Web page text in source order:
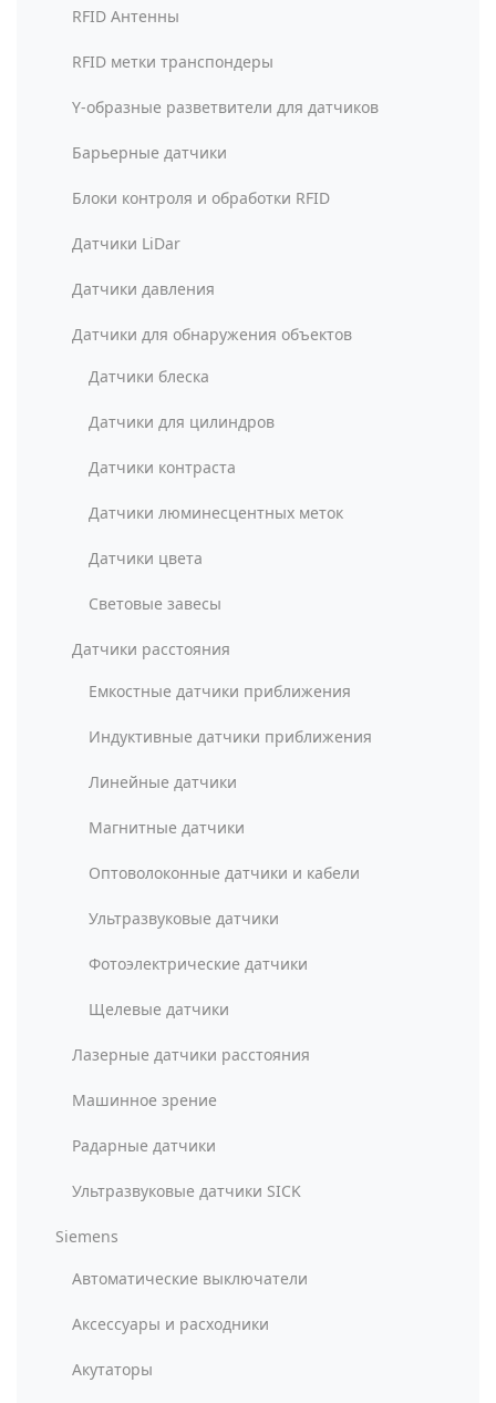
RFID Антенны
RFID метки транспондеры
Y-образные разветвители для датчиков
Барьерные датчики
Блоки контроля и обработки RFID
Датчики LiDar
Датчики давления
Датчики для обнаружения объектов
Датчики блеска
Датчики для цилиндров
Датчики контраста
Датчики люминесцентных меток
Датчики цвета
Световые завесы
Датчики расстояния
Емкостные датчики приближения
Индуктивные датчики приближения
Линейные датчики
Магнитные датчики
Оптоволоконные датчики и кабели
Ультразвуковые датчики
Фотоэлектрические датчики
Щелевые датчики
Лазерные датчики расстояния
Машинное зрение
Радарные датчики
Ультразвуковые датчики SICK
Siemens
Автоматические выключатели
Аксессуары и расходники
Акутаторы